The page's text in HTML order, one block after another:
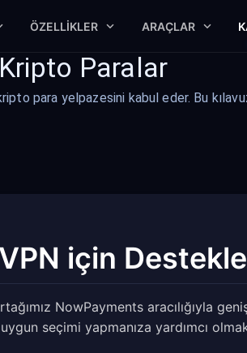
ÖZELLIKLER ARAÇLAR
Paralar
para yelpazesini kabul eder. Bu
için
NowPayments aracılığıyla
seçimi yapmanıza yardımcı